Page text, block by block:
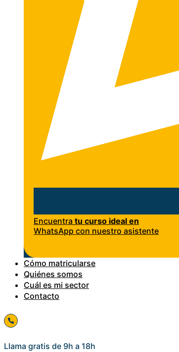
Encuentra tu curso ideal en
WhatsApp con nuestro asistente
Cómo matricularse
Quiénes somos
Cuál es mi sector
Contacto
Llama gratis de 9h a 18h